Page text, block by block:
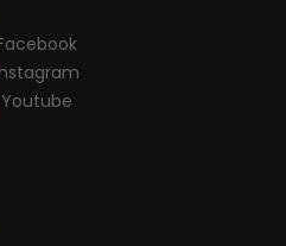
Youtube